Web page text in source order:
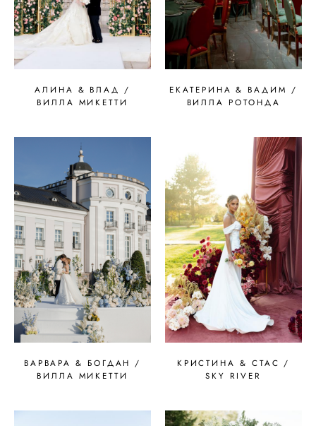
АЛИНА & ВЛАД /
ВИЛЛА МИКЕТТИ
ЕКАТЕРИНА & ВАДИМ /
ВИЛЛА РОТОНДА
ВАРВАРА & БОГДАН /
ВИЛЛА МИКЕТТИ
КРИСТИНА & СТАС /
SKY RIVER